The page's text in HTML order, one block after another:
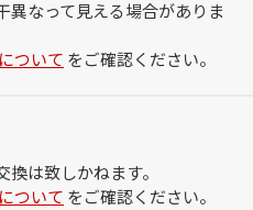
異なって見える場合がありま
ついて をご確認ください。
は致しかねます。
ついて をご確認ください。